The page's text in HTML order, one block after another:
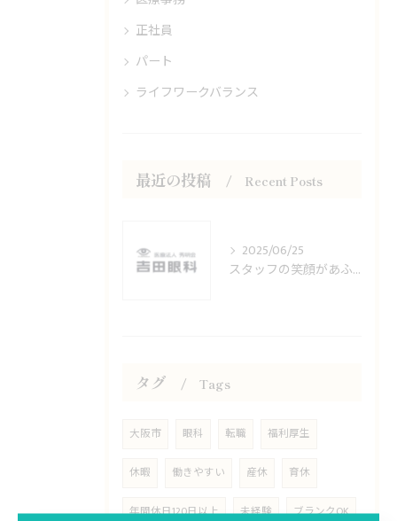
正社員
パート
ライフワークバランス
最近の投稿 Recent Posts
2025/06/25
スタッフの笑顔があふれる職場です！
タグ Tags
大阪市 眼科 転職 福利厚生
休暇 働きやすい 産休 育休
年間休日120日以上 未経験 ブランクOK